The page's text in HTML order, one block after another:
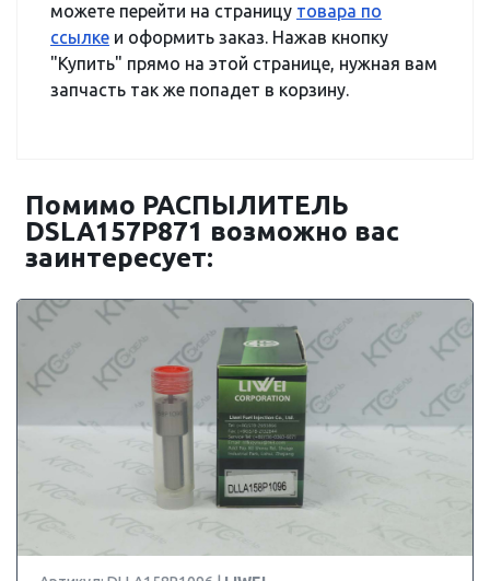
можете перейти на страницу товара по
ссылке и оформить заказ. Нажав кнопку
"Купить" прямо на этой странице, нужная вам
запчасть так же попадет в корзину.
Помимо РАСПЫЛИТЕЛЬ
DSLA157P871 возможно вас
заинтересует: